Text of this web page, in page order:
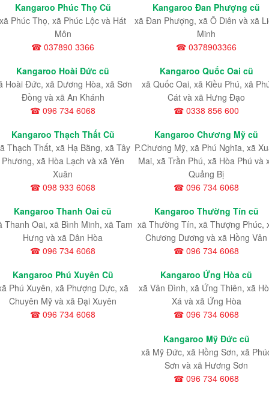
Kangaroo Phúc Thọ Cũ
xã Phúc Thọ, xã Phúc Lộc và Hát
Môn
☎ 037890 3366
Kangaroo Đan Phượng cũ
xã Đan Phượng, xã Ô Diên và xã
Minh
☎ 0378903366
Kangaroo Hoài Đức cũ
Hoài Đức, xã Dương Hòa, xã Sơn
Đồng và xã An Khánh
☎ 096 734 6068
Kangaroo Quốc Oai cũ
xã Quốc Oai, xã Kiều Phú, xã
Cát và xã Hưng Đạo
☎ 0338 856 600
Kangaroo Thạch Thất Cũ
Thạch Thất, xã Hạ Bằng, xã Tây
Phương, xã Hòa Lạch và xã Yên
Xuân
☎ 098 933 6068
Kangaroo Chương Mỹ cũ
P.Chương Mỹ, xã Phú Nghĩa, xã
Mai, xã Trần Phú, xã Hòa Phú và
Quảng Bị
☎ 096 734 6068
Kangaroo Thanh Oai cũ
Thanh Oai, xã Bình Minh, xã Tam
Hưng và xã Dân Hòa
☎ 096 734 6068
Kangaroo Thường Tín cũ
xã Thường Tín, xã Thượng Phúc,
Chương Dương và xã Hồng Vân
☎ 096 734 6068
Kangaroo Phú Xuyên Cũ
Phú Xuyên, xã Phượng Dực, xã
Chuyên Mỹ và xã Đại Xuyên
☎ 096 734 6068
Kangaroo Ứng Hòa cũ
xã Vân Đình, xã Ứng Thiên, xã
Xá và xã Ứng Hòa
☎ 096 734 6068
Kangaroo Mỹ Đức cũ
xã Mỹ Đức, xã Hồng Sơn, xã
Sơn và xã Hương Sơn
☎ 096 734 6068